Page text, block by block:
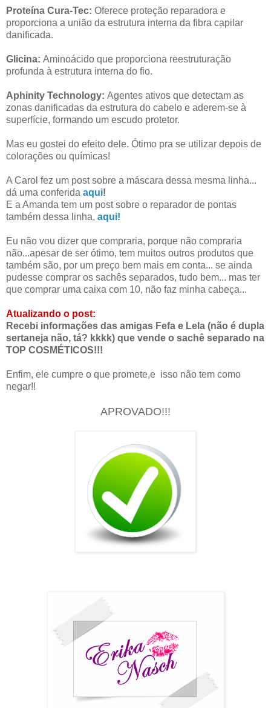
Proteína Cura-Tec: Oferece proteção reparadora e
proporciona a união da estrutura interna da fibra capilar
danificada.
Glicina: Aminoácido que proporciona reestruturação
profunda à estrutura interna do fio.
Aphinity Technology: Agentes ativos que detectam as
zonas danificadas da estrutura do cabelo e aderem-se à
superfície, formando um escudo protetor.
Mas eu gostei do efeito dele. Ótimo pra se utilizar depois de
colorações ou químicas!
A Carol fez um post sobre a máscara dessa mesma linha...
dá uma conferida aqui!
E a Amanda tem um post sobre o reparador de pontas
também dessa linha, aqui!
Eu não vou dizer que compraria, porque não compraria
não...apesar de ser ótimo, tem muitos outros produtos que
também são, por um preço bem mais em conta... se ainda
pudesse comprar os sachês separados, tudo bem... mas ter
que comprar uma caixa com 10, não faz minha cabeça...
Atualizando o post:
Recebi informações das amigas Fefa e Lela (não é dupla
sertaneja não, tá? kkkk) que vende o sachê separado na
TOP COSMÉTICOS!!!
Enfim, ele cumpre o que promete,e isso não tem como
negar!!
APROVADO!!!